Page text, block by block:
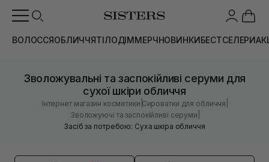
ВОЛОССЯОБЛИЧЧЯТІЛОДІММЕРЧНОВИНКИБЕСТСЕЛЕРИ
Зволожувальні та заспокійливі серуми для
сухої шкіри обличчя
Інтернет магазин косметики |Сироватки для обличчя
Зволожуючі та заспокійливі серуми
Засіб за потребою: Суха шкіра обличчя